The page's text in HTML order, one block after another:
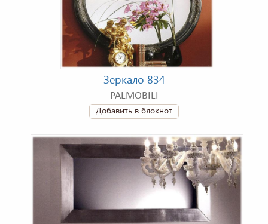
Зеркало 834
PALMOBILI
Добавить в блокнот